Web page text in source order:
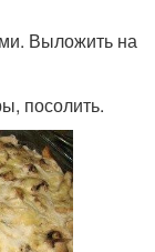
Выложить на
посолить.